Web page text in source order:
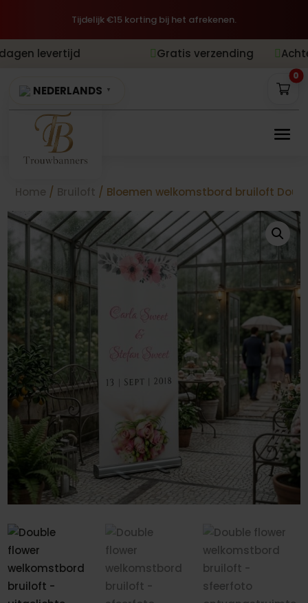
Tijdelijk €15 korting bij het afrekenen.
Gratis verzending Achteraf betalen
NEDERLANDS ▼
0
Home / Bruiloft / Bloemen welkomstbord bruiloft